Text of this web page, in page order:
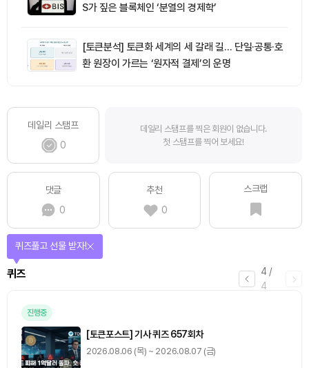
S가 짚은 블록체인 ‘분열의 경제학’
[토큰분석] 토큰화 세계의 세 갈래 길… 단일·공통·호
환 원장이 가르는 ‘원자적 결제’의 운명
데일리 스탬프
0
데일리 스탬프를 찍은 회원이 없습니다.
첫 스탬프를 찍어 보세요!
댓글
0
추천
0
스크랩
4 /
4
퀴즈
퀴즈풀고 선물 받자!
진행중
[토큰포스트] 기사 퀴즈 657회차
2026.08.06 (목) ~ 2026.08.07 (금)